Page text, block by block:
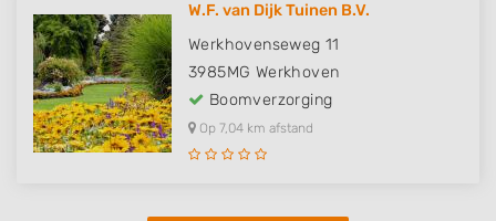
W.F. van Dijk Tuinen B.V.
Werkhovenseweg 11
3985MG Werkhoven
Boomverzorging
Op 7,04 km afstand